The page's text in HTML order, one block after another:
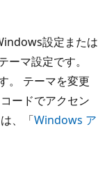
設定または
マ設定です。
。 テーマを変更
ードでアクセン
、「Windows ア